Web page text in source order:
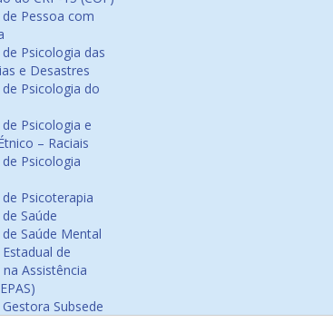
Pessoa com
Psicologia das
e Desastres
Psicologia do
Psicologia e
– Raciais
Psicologia
Psicoterapia
Saúde
Saúde Mental
de
Assistência
Subsede